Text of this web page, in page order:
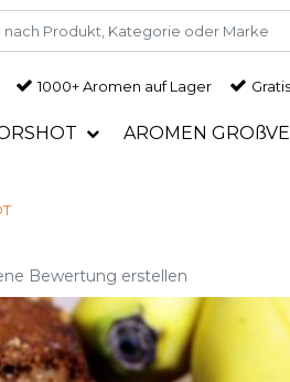
1000+ Aromen auf Lager Gratis
AROMEN
Bewertung erstellen